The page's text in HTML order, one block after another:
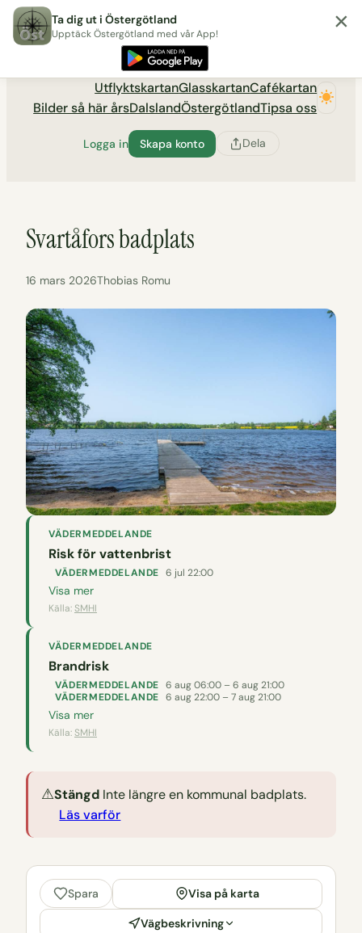
Hoppa
till
Utflyktsportalen tadigut.nu
UtflyktskartanGlasskartanCafékartan
Bilder så här årsDalslandÖstergötlandTipsa oss
Logga in Skapa konto Dela
Svartåfors badplats
16 mars 2026Thobias Romu
VÄDERMEDDELANDE
Risk för vattenbrist
VÄDERMEDDELANDE 6 jul 22:00
Visa mer
Källa: SMHI
VÄDERMEDDELANDE
Brandrisk
VÄDERMEDDELANDE 6 aug 06:00 – 6 aug 21:00
VÄDERMEDDELANDE 6 aug 22:00 – 7 aug 21:00
Visa mer
Källa: SMHI
⚠Stängd Inte längre en kommunal badplats.
Läs varför
Spara Visa på karta
Vägbeskrivning
Ta dig ut i Östergötland
Upptäck Östergötland med vår App! ×